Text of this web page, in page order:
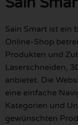
Sain Smart ist ein
Online-Shop
Produkten und
Laserschneiden,
anbietet. Die
eine einfache
Kategorien und
gewünschten